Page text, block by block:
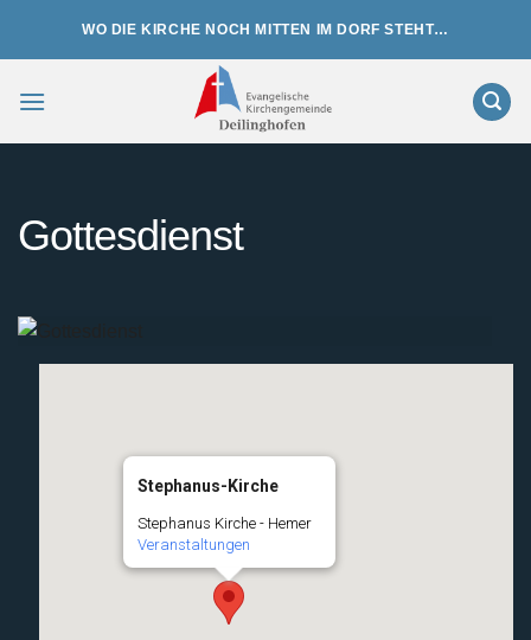
WO DIE KIRCHE NOCH MITTEN IM DORF STEHT…
Gottesdienst
Stephanus-Kirche
Stephanus Kirche - Hemer
Veranstaltungen